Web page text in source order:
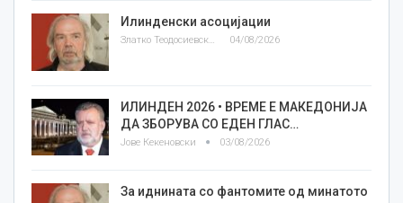
Илинденски асоцијации
Златко Теодосиевски 04/08/2026
ИЛИНДЕН 2026 • ВРЕМЕ Е МАКЕДОНИЈА
ДА ЗБОРУВА СО ЕДЕН ГЛАС…
Јове Кекеновски 03/08/2026
За иднината со фантомите од минатото